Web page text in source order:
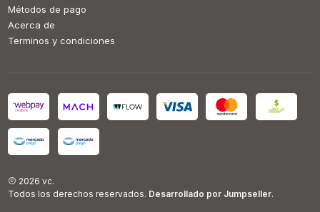
Métodos de pago
Acerca de
Terminos y condiciones
2026 vc.
Todos los derechos reservados. Desarrollado por Jumpseller.